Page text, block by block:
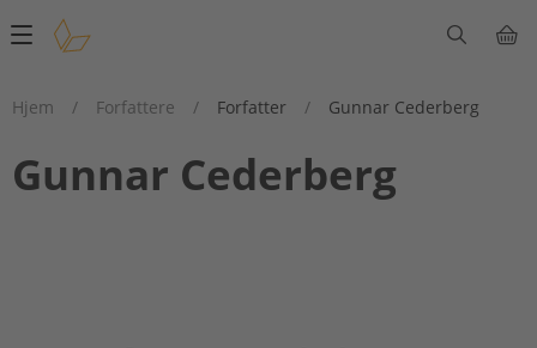
Main
Hjem
/ Forfattere / Forfatter / Gunnar Cederberg
Gunnar Cederberg